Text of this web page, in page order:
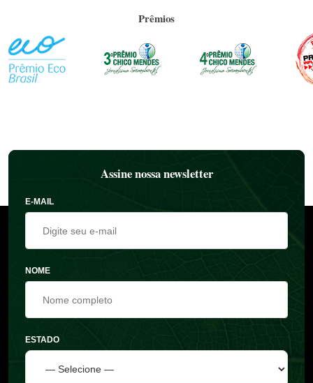
Prêmios
Assine nossa newsletter
E-MAIL
NOME
ESTADO